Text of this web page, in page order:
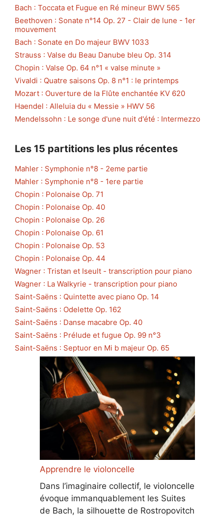
Bach : Toccata et Fugue en Ré mineur BWV 565
Beethoven : Sonate n°14 Op. 27 - Clair de lune - 1er
mouvement
Bach : Sonate en Do majeur BWV 1033
Strauss : Valse du Beau Danube bleu Op. 314
Chopin : Valse Op. 64 n°1 « valse minute »
Vivaldi : Quatre saisons Op. 8 n°1 : le printemps
Mozart : Ouverture de la Flûte enchantée KV 620
Haendel : Alleluia du « Messie » HWV 56
Mendelssohn : Le songe d'une nuit d'été : Intermezzo
Les 15 partitions les plus récentes
Mahler : Symphonie n°8 - 2eme partie
Mahler : Symphonie n°8 - 1ere partie
Chopin : Polonaise Op. 71
Chopin : Polonaise Op. 40
Chopin : Polonaise Op. 26
Chopin : Polonaise Op. 61
Chopin : Polonaise Op. 53
Chopin : Polonaise Op. 44
Wagner : Tristan et Iseult - transcription pour piano
Wagner : La Walkyrie - transcription pour piano
Saint-Saëns : Quintette avec piano Op. 14
Saint-Saëns : Odelette Op. 162
Saint-Saëns : Danse macabre Op. 40
Saint-Saëns : Prélude et fugue Op. 99 n°3
Saint-Saëns : Septuor en Mi b majeur Op. 65
Apprendre le violoncelle
Dans l’imaginaire collectif, le violoncelle
évoque immanquablement les Suites
de Bach, la silhouette de Rostropovitch